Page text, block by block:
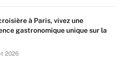
à Paris, vivez une
gastronomique unique sur la
2026